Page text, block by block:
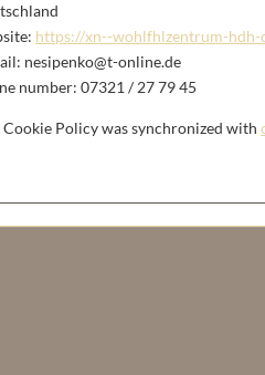
https://xn--wohlfhlzentrum-hdh-
ed.enilno-t@oknepisen
number: 07321 / 27 79 45
Cookie Policy was synchronized with